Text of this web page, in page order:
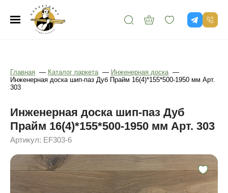
Главная — Каталог паркета — Инженерная доска —
Инженерная доска шип-паз Дуб Прайм 16(4)*155*500-1950 мм Арт.
303
Инженерная доска шип-паз Дуб
Прайм 16(4)*155*500-1950 мм Арт. 303
Артикул: EF303-6